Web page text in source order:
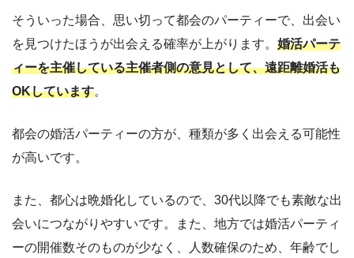
そういった場合、思い切って都会のパーティーで、出会い
を見つけたほうが出会える確率が上がります。 婚活パーテ
ィーを主催している主催者側の意見として、遠距離婚活も
OKしています。
都会の婚活パーティーの方が、種類が多く出会える可能性
が高いです。
また、都心は晩婚化しているので、30代以降でも素敵な出
会いにつながりやすいです。また、地方では婚活パーティ
ーの開催数そのものが少なく、人数確保のため、年齢でし